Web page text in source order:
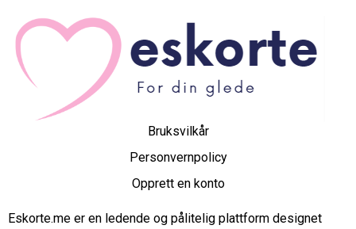
Bruksvilkår
Personvernpolicy
Opprett en konto
Eskorte.me er en ledende og pålitelig plattform designet